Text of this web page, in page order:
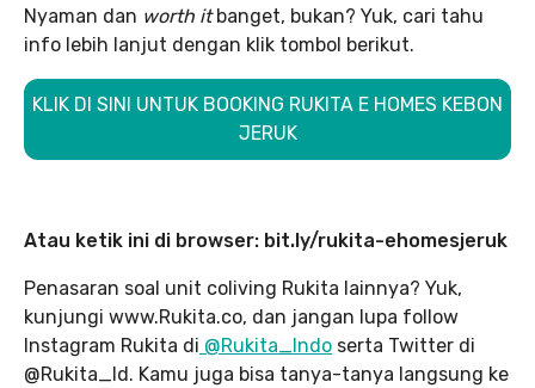
Nyaman dan worth itbanget, bukan? Yuk, cari tahu
info lebih lanjut dengan klik tombol berikut.
KLIK DI SINI UNTUK BOOKING RUKITA E HOMES KEBON
JERUK
Atau ketik ini di browser: bit.ly/rukita-ehomesjeruk
Penasaran soal unit coliving Rukita lainnya? Yuk,
kunjungi www.Rukita.co, dan jangan lupa follow
Instagram Rukita di @Rukita_Indo serta Twitter di
@Rukita_Id. Kamu juga bisa tanya-tanya langsung ke